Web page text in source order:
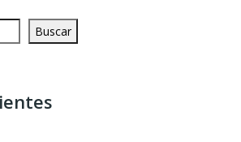
Buscar